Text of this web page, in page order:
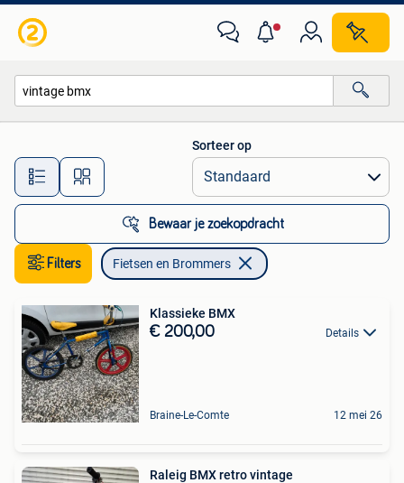
Alle afstanden…
Sorteer op
Bewaar je zoekopdracht
Filters Fietsen en Brommers
Klassieke BMX
€ 200,00 Details
Braine-Le-Comte 12 mei 26
Raleig BMX retro vintage